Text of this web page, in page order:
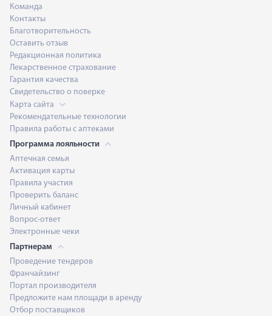
Команда
Контакты
Благотворительность
Оставить отзыв
Редакционная политика
Лекарственное страхование
Гарантия качества
Свидетельство о поверке
Карта сайта
Рекомендательные технологии
Правила работы с аптеками
Программа лояльности
Аптечная семья
Активация карты
Правила участия
Проверить баланс
Личный кабинет
Вопрос-ответ
Электронные чеки
Партнерам
Проведение тендеров
Франчайзинг
Портал производителя
Предложите нам площади в аренду
Отбор поставщиков